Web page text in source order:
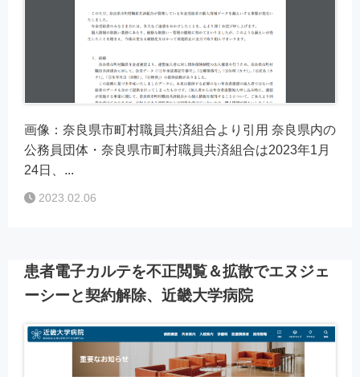
画像：奈良県市町村職員共済組合より引用 奈良県内の
公務員団体・奈良県市町村職員共済組合は2023年1月
24日、...
2023.02.06
患者電子カルテを不正閲覧＆拡散でエヌジェ
ーシーと契約解除、近畿大学病院